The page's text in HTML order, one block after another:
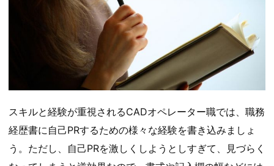
スキルと経験が重視されるCADオペレーター職では、職務
経歴書に自己PRするための様々な経験を書き込みましょ
う。ただし、自己PRを激しくしようとしすぎて、見づらく